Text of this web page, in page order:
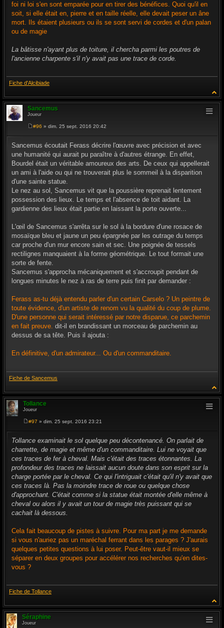
foi ni loi s'en sont emparée pour en tirer des bénéfices. Quoi qu'il en
soit, si elle était en, pierre et en taille réelle, elle devait peser un âne
mort. Ils étaient plusieurs ou ils se sont servi de cordes et d'un palan
ou de magie
La bâtisse n'ayant plus de toiture, il chercha parmi les poutres de
l'ancienne charpente s'il n'y avait pas une trace de corde.
Fiche d'Alcibiade
Sancemus
Joueur
s
a
#96 » dim. 25 sept. 2016 20:42
Sancemus écoutait Ferass décrire l'œuvre avec précision et avec
une humanité qui aurait pu paraître à d'autres étrange. En effet,
Bourdel était un véritable amoureux des arts. De ceux qui appellerait
un ami à l'aide ou qui ne trouverait plus le sommeil à la disparition
d'une sainte statue.
Le nez au sol, Sancemus vit que la poussière reprenait lentement
possession des lieux. Le temps et l'absence de toit aidant. La
gardienne des lieux était partie en laissant la porte ouverte...
L'œil de Sancemus s'arrêta sur le sol à la bordure d'une rosace de
mosaïque bleu et jaune un peu épargnée par les outrage du temps
car proche d'un mur encore sain et sec. Une poignée de tessels
rectilignes manquaient à la forme géométrique. Le tout formait une
sorte de fente.
Sancemus s'approcha mécaniquement et s'accroupit pendant de
longues minutes le nez à ras de terre puis finit par demander :
Ferass as-tu déjà entendu parler d'un certain Carselo ? Un peintre de
toute évidence, d'un artiste de renom vu la qualité du coup de plume.
D'une personne qui serait intéressé par notre disparue, ce parchemin
en fait preuve. dit-il en brandissant un morceau de parchemin au
dessus de sa tête. Puis il ajouta :
En définitive, d'un admirateur... Ou d'un commanditaire.
Fiche de Sancemus
Tollance
Joueur
s
a
e
#97 » dim. 25 sept. 2016 23:21
Tollance examinait le sol quelque peu décontenancé. On parlait de
charrette, de magie et même d'un commanditaire. Lui ne voyait que
ces traces de fer à cheval. Mais c'était des traces étonnantes. La
profondeur des traces ne laissait aucun doute dans son esprit sur la
charge portée par le cheval. Ce qui l'intriguait c'était qu'il n'y avait que
ces traces là. Pas la moindre trace de roue ou quelque chose
d'approchant. C'était comme si la statue était montée d'elle même à
cheval ou alors il y avait un tour de magie très puissant qui se
cachait là dessous.
Cela fait beaucoup de pistes à suivre. Pour ma part je me demande
si vous n'auriez pas un maréchal ferrant dans les parages ? J'aurais
quelques petites questions à lui poser. Peut-être vaut-il mieux se
séparer en deux groupes pour accélérer nos recherches qu'en dites-
vous ?
Fiche de Tollance
Séraphine
Joueur